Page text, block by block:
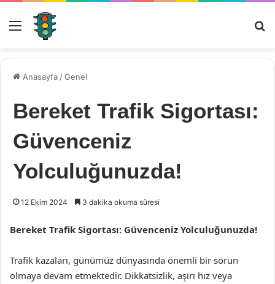
Menü
Anasayfa /Genel
Bereket Trafik Sigortası:
Güvenceniz
Yolculuğunuzda!
12 Ekim 2024 3 dakika okuma süresi
Bereket Trafik Sigortası: Güvenceniz Yolculuğunuzda!
Trafik kazaları, günümüz dünyasında önemli bir sorun
olmaya devam etmektedir. Dikkatsizlik, aşırı hız veya